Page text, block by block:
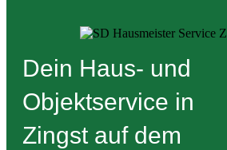
Dein Haus- und
Objektservice in
Zingst auf dem